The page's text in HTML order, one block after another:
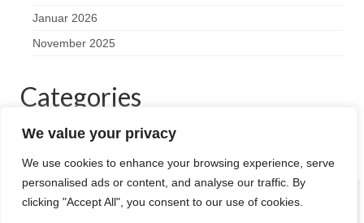
We value your privacy
We use cookies to enhance your browsing experience, serve
personalised ads or content, and analyse our traffic. By
clicking "Accept All", you consent to our use of cookies.
Januar 2026
November 2025
Categories
Aktuelles